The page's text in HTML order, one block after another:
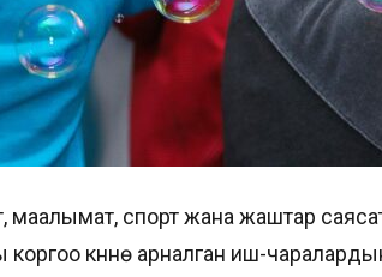
маалымат, спорт жана жаштар
күнүнө арналган иш-